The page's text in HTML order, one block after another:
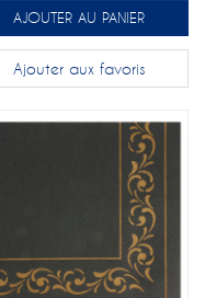
AJOUTER AU PANIER
Ajouter aux favoris